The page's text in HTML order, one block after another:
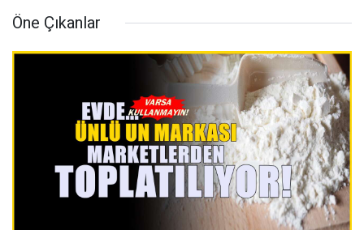
Öne Çıkanlar